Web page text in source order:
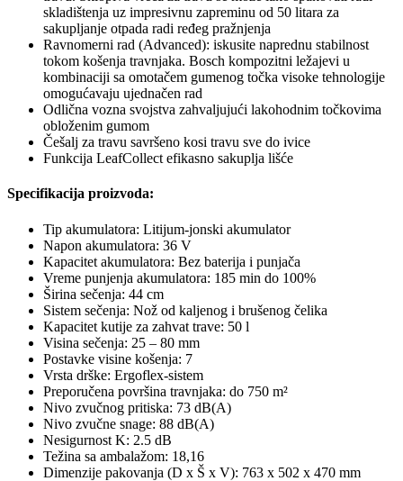
skladištenja uz impresivnu zapreminu od 50 litara za
sakupljanje otpada radi ređeg pražnjenja
Ravnomerni rad (Advanced): iskusite naprednu stabilnost
tokom košenja travnjaka. Bosch kompozitni ležajevi u
kombinaciji sa omotačem gumenog točka visoke tehnologije
omogućavaju ujednačen rad
Odlična vozna svojstva zahvaljujući lakohodnim točkovima
obloženim gumom
Češalj za travu savršeno kosi travu sve do ivice
Funkcija LeafCollect efikasno sakuplja lišće
Specifikacija proizvoda:
Tip akumulatora: Litijum-jonski akumulator
Napon akumulatora: 36 V
Kapacitet akumulatora: Bez baterija i punjača
Vreme punjenja akumulatora: 185 min do 100%
Širina sečenja: 44 cm
Sistem sečenja: Nož od kaljenog i brušenog čelika
Kapacitet kutije za zahvat trave: 50 l
Visina sečenja: 25 – 80 mm
Postavke visine košenja: 7
Vrsta drške: Ergoflex-sistem
Preporučena površina travnjaka: do 750 m²
Nivo zvučnog pritiska: 73 dB(A)
Nivo zvučne snage: 88 dB(A)
Nesigurnost K: 2.5 dB
Težina sa ambalažom: 18,16
Dimenzije pakovanja (D x Š x V): 763 x 502 x 470 mm